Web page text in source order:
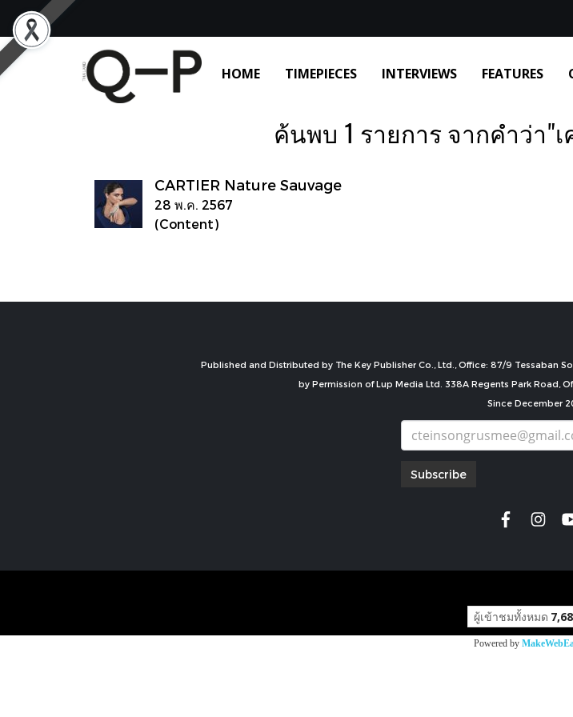
HOME TIMEPIECES INTERVIEWS FEATURES
ค้นพบ 1 รายการ จากคำว่า"
CARTIER Nature Sauvage
28 พ.ค. 2567
(Content)
Published and Distributed by The Key Publisher Co., Ltd., Office: 87/9 Tessaban
by Permission of Lup Media Ltd. 338A Regents Park Road,
Since December
Subscribe
ผู้เข้าชมทั้งหมด
Powered by